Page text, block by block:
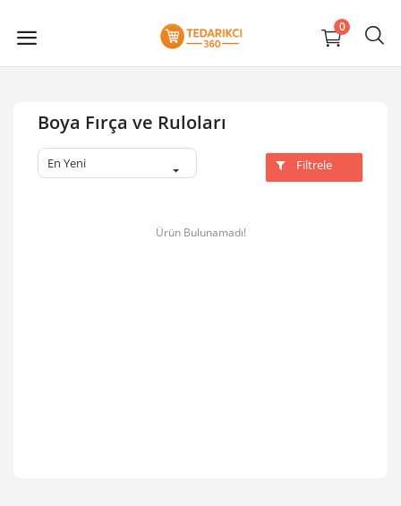
0
Boya Fırça ve Ruloları
En Yeni Filtrele
Ürün Bulunamadı!